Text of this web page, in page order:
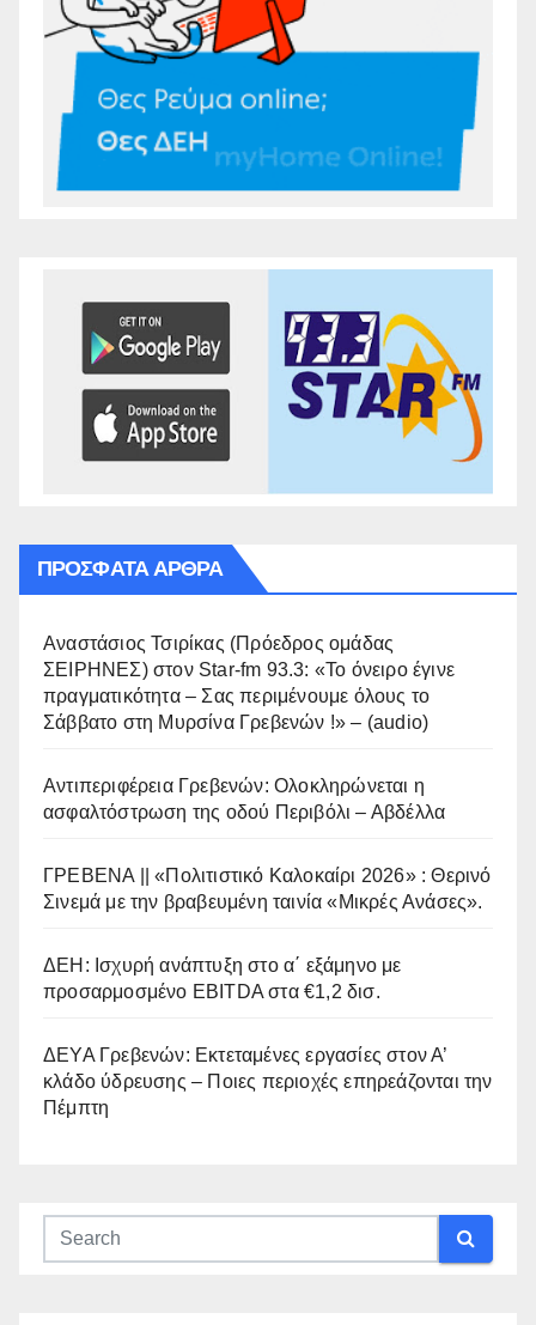
ΠΡΌΣΦΑΤΑ ΆΡΘΡΑ
Αναστάσιος Τσιρίκας (Πρόεδρος ομάδας
ΣΕΙΡΗΝΕΣ) στον Star-fm 93.3: «Το όνειρο έγινε
πραγματικότητα – Σας περιμένουμε όλους το
Σάββατο στη Μυρσίνα Γρεβενών !» – (audio)
Αντιπεριφέρεια Γρεβενών: Ολοκληρώνεται η
ασφαλτόστρωση της οδού Περιβόλι – Αβδέλλα
ΓΡΕΒΕΝΑ || «Πολιτιστικό Καλοκαίρι 2026» : Θερινό
Σινεμά με την βραβευμένη ταινία «Μικρές Ανάσες».
ΔΕΗ: Ισχυρή ανάπτυξη στο α΄ εξάμηνο με
προσαρμοσμένο EBITDA στα €1,2 δισ.
ΔΕΥΑ Γρεβενών: Εκτεταμένες εργασίες στον Α’
κλάδο ύδρευσης – Ποιες περιοχές επηρεάζονται την
Πέμπτη